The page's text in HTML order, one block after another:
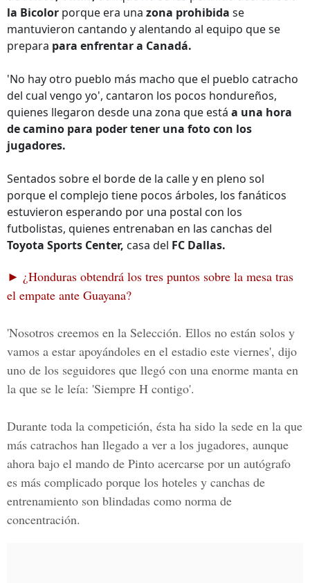
Honduras respaldan
a la Bicolor durante
su entrenamiento
durante duelo entre
Honduras y Jamaica
la Bicolor porque era una zona prohibida se
mantuvieron cantando y alentando al equipo que se
prepara para enfrentar a Canadá.
'No hay otro pueblo más macho que el pueblo catracho
del cual vengo yo', cantaron los pocos hondureños,
quienes llegaron desde una zona que está a una hora
de camino para poder tener una fotocon los
jugadores.
Sentados sobre el borde de la calle y en pleno sol
porque el complejo tiene pocos árboles, los fanáticos
estuvieron esperando por una postal con los
futbolistas, quienes entrenaban en las canchas del
Toyota Sports Center, casa del FC Dallas.
► ¿Honduras obtendrá los tres puntos sobre la mesa tras
el empate ante Guayana?
'Nosotros creemos en la Selección. Ellos no están solos y
vamos a estar apoyándoles en el estadio este viernes', dijo
uno de los seguidores que llegó con una enorme manta en
la que se le leía: 'Siempre H contigo'.
Durante toda la competición, ésta ha sido la sede en la que
más catrachos han llegado a ver a los jugadores, aunque
ahora bajo el mando de Pinto acercarse por un autógrafo
es más complicado porque los hoteles y canchas de
entrenamiento son blindadas como norma de
concentración.